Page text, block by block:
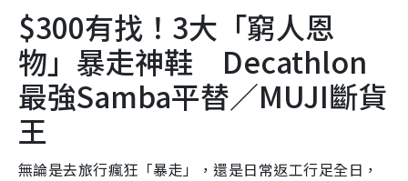
$300有找！3大「窮人恩
物」暴走神鞋 Decathlon
最強Samba平替／MUJI斷貨
王
無論是去旅行瘋狂「暴走」，還是日常返工行足全日，